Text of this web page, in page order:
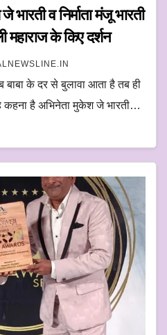
व निर्माता मंजू भारती
महाराज के किए दर्शन
बाबा के दर से बुलावा आता है तब ही
कहना है अभिनेता मुकेश जे भारती…